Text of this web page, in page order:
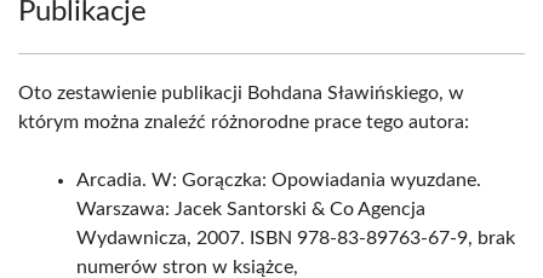
Publikacje
Oto zestawienie publikacji Bohdana Sławińskiego, w
którym można znaleźć różnorodne prace tego autora:
Arcadia. W: Gorączka: Opowiadania wyuzdane.
Warszawa: Jacek Santorski & Co Agencja
Wydawnicza, 2007. ISBN 978-83-89763-67-9, brak
numerów stron w książce,